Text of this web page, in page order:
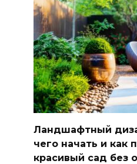
Ландшафтный
чего начать и как
красивый сад без